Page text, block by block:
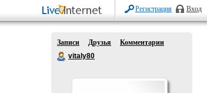
Регистрация Вход
Записи Друзья
Комментарии
vitaly80